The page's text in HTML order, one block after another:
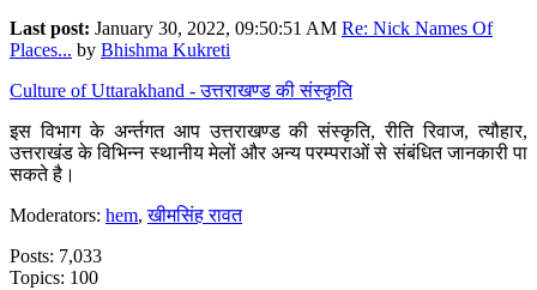
Last post: January 30, 2022, 09:50:51 AM Re: Nick Names Of
Places... by Bhishma Kukreti
Culture of Uttarakhand - उत्तराखण्ड की संस्कृति
इस विभाग के अर्न्तगत आप उत्तराखण्ड की संस्कृति, रीति रिवाज, त्यौहार,
उत्तराखंड के विभिन्न स्थानीय मेलों और अन्य परम्पराओं से संबंधित जानकारी पा
सकते है।
Moderators: hem,खीमसिंह रावत
Posts: 7,033
Topics: 100